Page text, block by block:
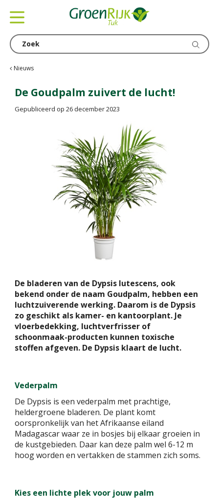
Nieuws
De Goudpalm zuivert de lucht!
Gepubliceerd op 26 december 2023
De bladeren van de Dypsis lutescens, ook
bekend onder de naam Goudpalm, hebben een
luchtzuiverende werking. Daarom is de Dypsis
zo geschikt als kamer- en kantoorplant. Je
vloerbedekking, luchtverfrisser of
schoonmaak-producten kunnen toxische
stoffen afgeven. De Dypsis klaart de lucht.
Vederpalm
De Dypsis is een vederpalm met prachtige,
heldergroene bladeren. De plant komt
oorspronkelijk van het Afrikaanse eiland
Madagascar waar ze in bosjes bij elkaar groeien in
de kustgebieden. Daar kan deze palm wel 6-12 m
hoog worden en vertakken de stammen zich soms.
Kies een lichte plek voor jouw palm